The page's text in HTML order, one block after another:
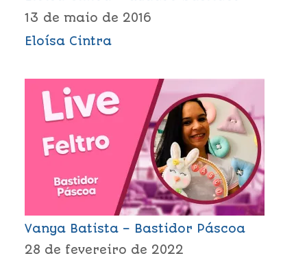
13 de maio de 2016
Eloísa Cintra
Vanya Batista – Bastidor Páscoa
28 de fevereiro de 2022